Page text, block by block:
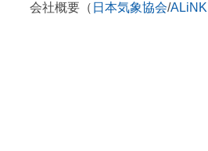
会社概要（ 日本気象協会/